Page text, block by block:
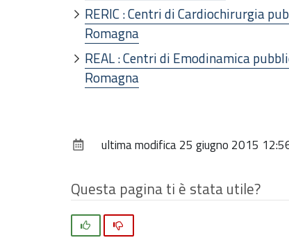
RERIC : Centri di Cardiochirurgia
Romagna
REAL : Centri di Emodinamica
Romagna
ultima modifica25 giugno 2015
Questa pagina ti è stata utile?